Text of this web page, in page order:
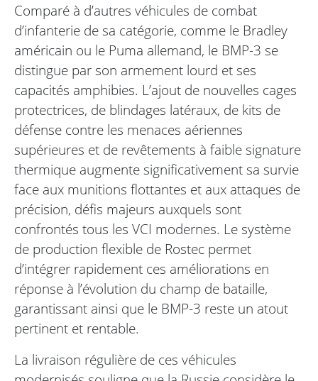
Comparé à d’autres véhicules de combat
d’infanterie de sa catégorie, comme le Bradley
américain ou le Puma allemand, le BMP-3 se
distingue par son armement lourd et ses
capacités amphibies. L’ajout de nouvelles cages
protectrices, de blindages latéraux, de kits de
défense contre les menaces aériennes
supérieures et de revêtements à faible signature
thermique augmente significativement sa survie
face aux munitions flottantes et aux attaques de
précision, défis majeurs auxquels sont
confrontés tous les VCI modernes. Le système
de production flexible de Rostec permet
d’intégrer rapidement ces améliorations en
réponse à l’évolution du champ de bataille,
garantissant ainsi que le BMP-3 reste un atout
pertinent et rentable.
La livraison régulière de ces véhicules